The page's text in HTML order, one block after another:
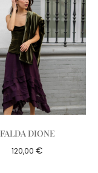
FALDA DIONE
120,00 €